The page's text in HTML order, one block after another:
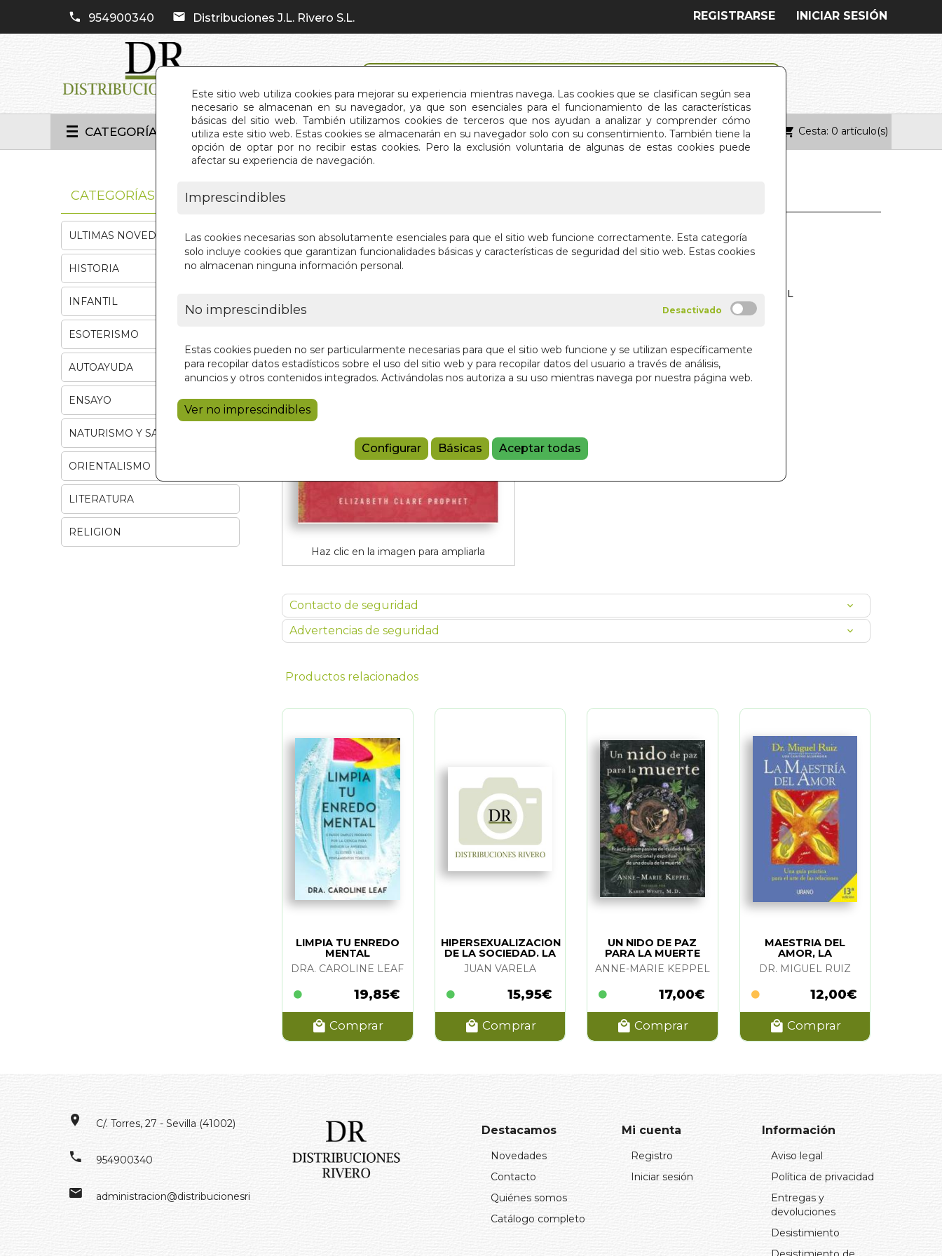
Este sitio web utiliza cookies para mejorar su experiencia mientras navega. Las cookies que se clasifican según sea
necesario se almacenan en su navegador, ya que son esenciales para el funcionamiento de las características
básicas del sitio web. También utilizamos cookies de terceros que nos ayudan a analizar y comprender cómo
utiliza este sitio web. Estas cookies se almacenarán en su navegador solo con su consentimiento. También tiene la
opción de optar por no recibir estas cookies. Pero la exclusión voluntaria de algunas de estas cookies puede
afectar su experiencia de navegación.
Imprescindibles
Las cookies necesarias son absolutamente esenciales para que el sitio web funcione correctamente. Esta categoría
solo incluye cookies que garantizan funcionalidades básicas y características de seguridad del sitio web. Estas cookies
no almacenan ninguna información personal.
No imprescindibles
Estas cookies pueden no ser particularmente necesarias para que el sitio web funcione y se utilizan específicamente
para recopilar datos estadísticos sobre el uso del sitio web y para recopilar datos del usuario a través de análisis,
anuncios y otros contenidos integrados. Activándolas nos autoriza a su uso mientras navega por nuestra página web.
Ver no imprescindibles
Configurar Básicas Aceptar todas
954900340 Distribuciones J.L. Rivero S.L. INICIAR SESIÓN
REGISTRARSE
CATEGORÍAS INICIO QUIÉNES SOMOS CONTACTO Cesta: 0 artículo(s)
Haz clic en la imagen para ampliarla
COMPASION
SUMMIT UNIVERSITY PRESS ESPAÑOL
9,00 €
Añadir a la cesta
Contacto de seguridad
Advertencias de seguridad
Productos relacionados
LIMPIA TU ENREDO
MENTAL
DRA. CAROLINE LEAF
19,85€
Comprar
HIPERSEXUALIZACION
DE LA SOCIEDAD. LA
JUAN VARELA
15,95€
Comprar
UN NIDO DE PAZ
PARA LA MUERTE
ANNE-MARIE KEPPEL
17,00€
Comprar
MAESTRIA DEL
AMOR, LA
DR. MIGUEL RUIZ
12,00€
Comprar
CATEGORÍAS
ULTIMAS NOVEDADES
HISTORIA
INFANTIL
ESOTERISMO
AUTOAYUDA
ENSAYO
NATURISMO Y SALUD
ORIENTALISMO
LITERATURA
RELIGION
C/. Torres, 27 - Sevilla (41002)
954900340
administracion@distribucionesrivero.es
Destacamos
Novedades
Contacto
Quiénes somos
Catálogo completo
Mi cuenta
Registro
Iniciar sesión
Información
Aviso legal
Política de privacidad
Entregas y
devoluciones
Desistimiento